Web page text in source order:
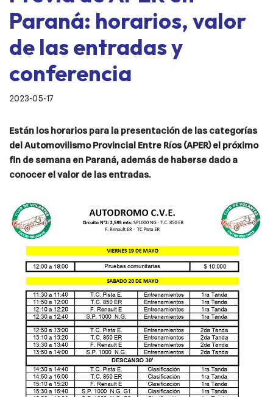
Paraná: horarios, valor
de las entradas y
conferencia
2023-05-17
Están los horarios para la presentación de las categorías
del Automovilismo Provincial Entre Ríos (APER) el próximo
fin de semana en Paraná, además de haberse dado a
conocer el valor de las entradas.